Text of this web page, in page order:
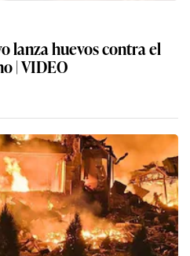
lanza huevos contra el
| VIDEO